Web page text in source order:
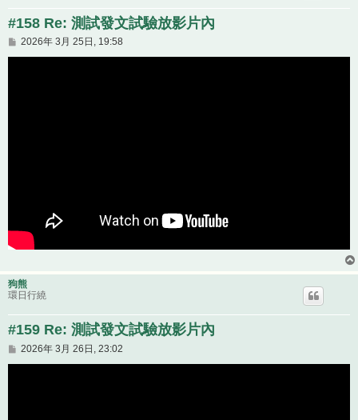
#158 Re: 測試發文試驗放影片內
文
2026年 3月 25日, 19:58
狗熊
環日行繞
#159 Re: 測試發文試驗放影片內
文
2026年 3月 26日, 23:02